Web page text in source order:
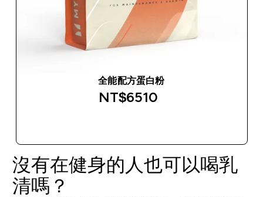
全能配方蛋白粉
NT$6510‎
沒有在健身的人也可以喝乳
清嗎？